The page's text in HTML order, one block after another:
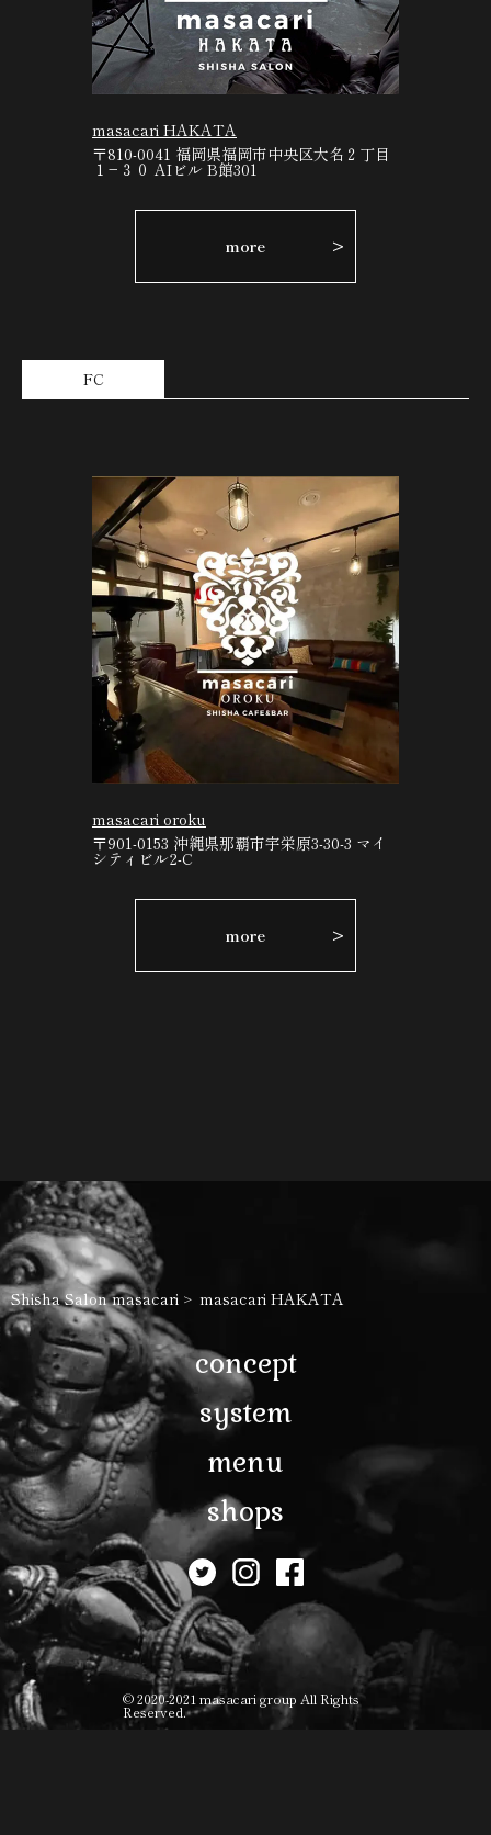
masacari HAKATA
〒810-0041 福岡県福岡市中央区大名２丁目
１−３０ AIビル B館301
more
FC
masacari oroku
〒901-0153 沖縄県那覇市宇栄原3-30-3 マイ
シティビル2-C
more
Shisha Salon masacari masacari HAKATA
concept
system
menu
shops
© 2020-2021 masacari group All Rights
Reserved.